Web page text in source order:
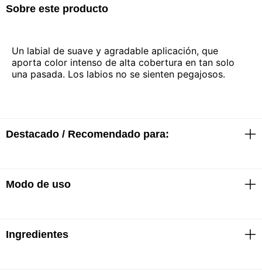
Sobre este producto
Un labial de suave y agradable aplicación, que
aporta color intenso de alta cobertura en tan solo
una pasada. Los labios no se sienten pegajosos.
Destacado / Recomendado para:
· Larga duración de hasta 14 horas
Modo de uso
la forma de los labios. Repetir este paso hasta lograr
Ingredientes